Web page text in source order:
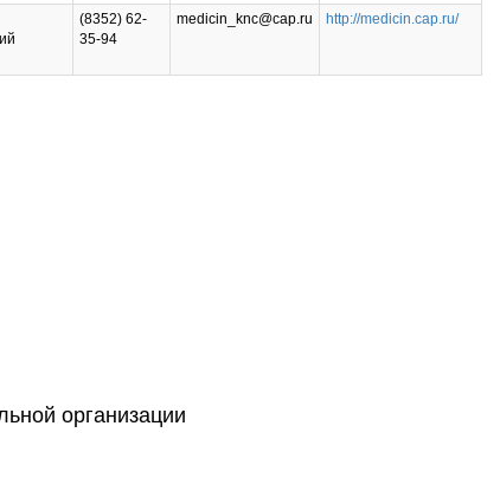
(8352) 62-
35-94
medicin_knc@cap.ru http://medicin.cap.ru/
организации